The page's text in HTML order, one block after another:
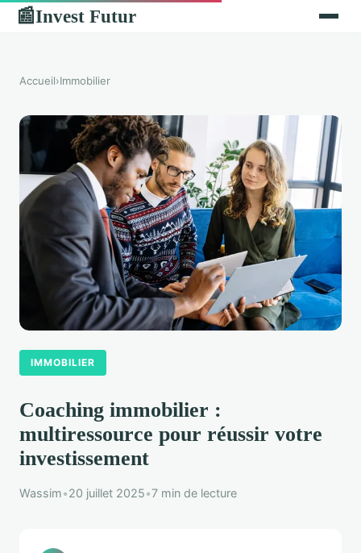
📰Invest Futur
Accueil›Immobilier
IMMOBILIER
Coaching immobilier :
multiressource pour réussir votre
investissement
Wassim•20 juillet 2025•7 min de lecture